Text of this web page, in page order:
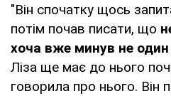
"Він спочатку щось
потім почав писати, що
хоча вже минув не один
Ліза ще має до нього
говорила про нього. Він